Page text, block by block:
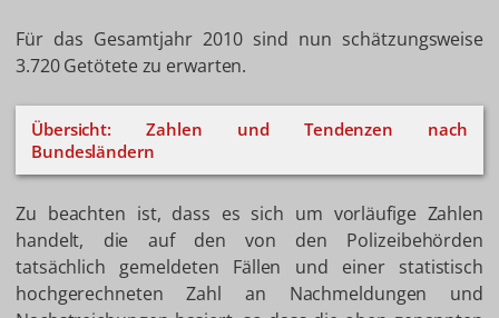
Für das Gesamtjahr 2010 sind nun schätzungsweise
3.720 Getötete zu erwarten.
Übersicht: Zahlen und Tendenzen nach
Bundesländern
Zu beachten ist, dass es sich um vorläufige Zahlen
handelt, die auf den von den Polizeibehörden
tatsächlich gemeldeten Fällen und einer statistisch
hochgerechneten Zahl an Nachmeldungen und